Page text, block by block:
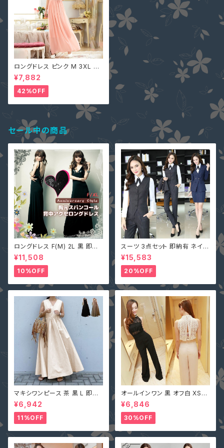
ロングドレス ピンク M 3XL 即
納 レディース ビジュー 花柄 レ
ース シフォン 切替 マキシワンピ
ース LSFS-98436
¥7,882
42%OFF
セール中の商品
ロングドレス F(M) 2L 黒 即納
マキシワンピース キャバ嬢 パー
ティードレス スパンコール 二次
会 大きいサイズ YJ-6536 レデ
ィース 背中開き ノースリーブ イ
ブニングドレス
¥11,508
10%OFF
スーツ 3点セット 即納有 ネイビ
ー グレー S M L 2L 3L 4L 大
きいサイズ パンツ or スカート＋
ジャケット＋ベスト ストライプ X
Z-X10083
¥15,583
20%OFF
マキシワンピース 茶 黒 L 即納
オフベージュレディース Vネック
nclq496 ロング ギャザー フレ
アー ノースリーブ 夏 森ガール
袖なし
¥6,942
11%OFF
オールインワン 黒 オフ白 XS-X
L 即納 パンツドレス 襟ビジュー
フェイクパール レース シースル
ー ホルターネック 背中開き オ
フホワイト 無地 2161366
¥6,846
30%OFF